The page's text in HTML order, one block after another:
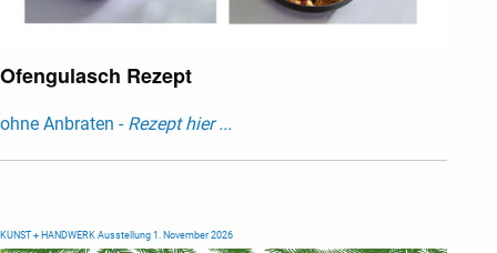
Ofengulasch Rezept
ohne Anbraten - Rezept hier ...
KUNST + HANDWERK Ausstellung 1. November 2026